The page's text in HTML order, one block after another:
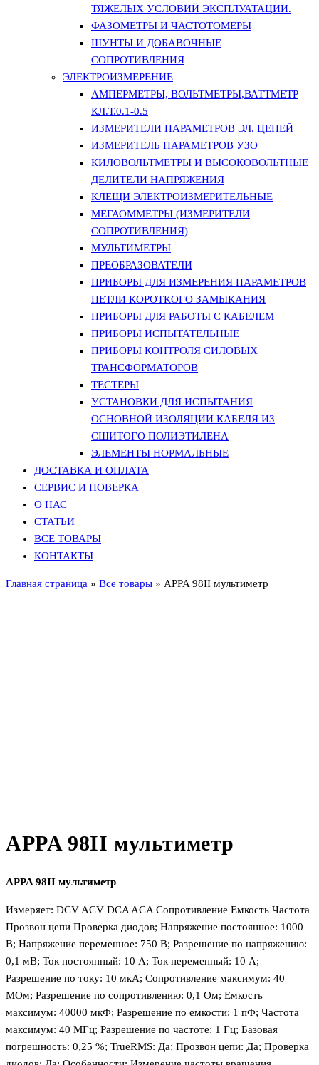
ТЯЖЕЛЫХ УСЛОВИЙ ЭКСПЛУАТАЦИИ.
ФАЗОМЕТРЫ И ЧАСТОТОМЕРЫ
ШУНТЫ И ДОБАВОЧНЫЕ
СОПРОТИВЛЕНИЯ
ЭЛЕКТРОИЗМЕРЕНИЕ
АМПЕРМЕТРЫ, ВОЛЬТМЕТРЫ,ВАТТМЕТР
КЛ.Т.0.1-0.5
ИЗМЕРИТЕЛИ ПАРАМЕТРОВ ЭЛ. ЦЕПЕЙ
ИЗМЕРИТЕЛЬ ПАРАМЕТРОВ УЗО
КИЛОВОЛЬТМЕТРЫ И ВЫСОКОВОЛЬТНЫЕ
ДЕЛИТЕЛИ НАПРЯЖЕНИЯ
КЛЕЩИ ЭЛЕКТРОИЗМЕРИТЕЛЬНЫЕ
МЕГАОММЕТРЫ (ИЗМЕРИТЕЛИ
СОПРОТИВЛЕНИЯ)
МУЛЬТИМЕТРЫ
ПРЕОБРАЗОВАТЕЛИ
ПРИБОРЫ ДЛЯ ИЗМЕРЕНИЯ ПАРАМЕТРОВ
ПЕТЛИ КОРОТКОГО ЗАМЫКАНИЯ
ПРИБОРЫ ДЛЯ РАБОТЫ С КАБЕЛЕМ
ПРИБОРЫ ИСПЫТАТЕЛЬНЫЕ
ПРИБОРЫ КОНТРОЛЯ СИЛОВЫХ
ТРАНСФОРМАТОРОВ
ТЕСТЕРЫ
УСТАНОВКИ ДЛЯ ИСПЫТАНИЯ
ОСНОВНОЙ ИЗОЛЯЦИИ КАБЕЛЯ ИЗ
СШИТОГО ПОЛИЭТИЛЕНА
ЭЛЕМЕНТЫ НОРМАЛЬНЫЕ
ДОСТАВКА И ОПЛАТА
СЕРВИС И ПОВЕРКА
О НАС
СТАТЬИ
ВСЕ ТОВАРЫ
КОНТАКТЫ
Главная страница » Все товары » APPA 98II мультиметр
APPA 98II мультиметр
APPA 98II мультиметр
Измеряет: DCV ACV DCA ACA Сопротивление Емкость Частота
Прозвон цепи Проверка диодов; Напряжение постоянное: 1000
В; Напряжение переменное: 750 В; Разрешение по напряжению:
0,1 мВ; Ток постоянный: 10 А; Ток переменный: 10 А;
Разрешение по току: 10 мкА; Сопротивление максимум: 40
МОм; Разрешение по сопротивлению: 0,1 Ом; Емкость
максимум: 40000 мкФ; Разрешение по емкости: 1 пФ; Частота
максимум: 40 МГц; Разрешение по частоте: 1 Гц; Базовая
погрешность: 0,25 %; TrueRMS: Да; Прозвон цепи: Да; Проверка